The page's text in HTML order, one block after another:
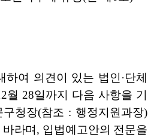
하여 의견이 있는 법인 ·단체
월 28일까지 다음 사항을 기
구청장(참조 : 행정지원과장)
라며 , 입법예고안의 전문을